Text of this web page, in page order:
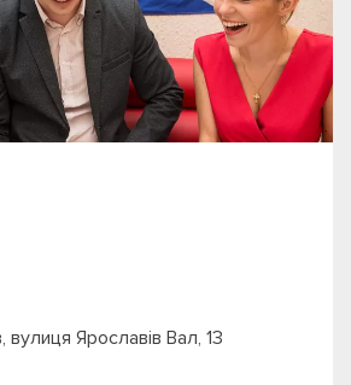
вулиця Ярославів Вал, 13